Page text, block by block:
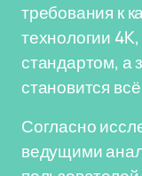
требования к
технологии 4K,
стандартом, а
становится
Согласно
ведущими